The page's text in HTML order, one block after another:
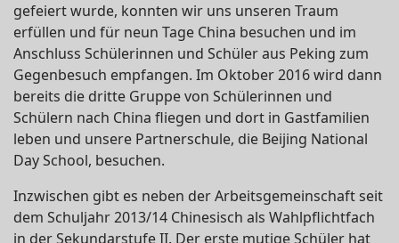
gefeiert wurde, konnten wir uns unseren Traum
erfüllen und für neun Tage China besuchen und im
Anschluss Schülerinnen und Schüler aus Peking zum
Gegenbesuch empfangen. Im Oktober 2016 wird dann
bereits die dritte Gruppe von Schülerinnen und
Schülern nach China fliegen und dort in Gastfamilien
leben und unsere Partnerschule, die Beijing National
Day School, besuchen.
Inzwischen gibt es neben der Arbeitsgemeinschaft seit
dem Schuljahr 2013/14 Chinesisch als Wahlpflichtfach
in der Sekundarstufe II. Der erste mutige Schüler hat